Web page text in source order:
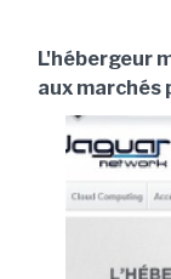
L'hébergeur
aux marchés